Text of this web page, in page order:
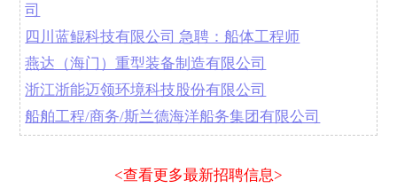
司
四川蓝鲲科技有限公司 急聘：船体工程师
燕达（海门）重型装备制造有限公司
浙江浙能迈领环境科技股份有限公司
船舶工程/商务/斯兰德海洋船务集团有限公司
<查看更多最新招聘信息>